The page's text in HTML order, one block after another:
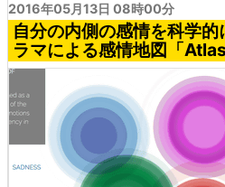
2016年05月13日 08時00分
自分の内側の感情を科学的
ラマによる感情地図「